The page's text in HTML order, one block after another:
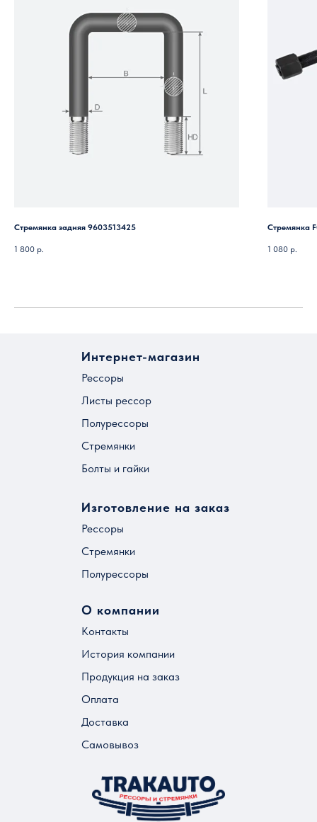
Стремянка задняя 9603513425
1 800 р.
Стремянка
1 080 р.
Интернет-магазин
Рессоры
Листы рессор
Полурессоры
Стремянки
Болты и гайки
Изготовление на заказ
Рессоры
Стремянки
Полурессоры
О компании
Контакты
История компании
Продукция на заказ
Оплата
Доставка
Самовывоз